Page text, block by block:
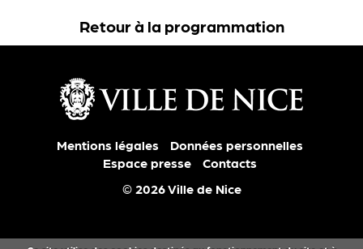
Retour à la programmation
Mentions légales
Données personnelles
Espace presse
Contacts
© 2026 Ville de Nice